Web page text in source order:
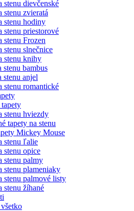
stenu dievčenské
stenu zvieratá
stenu hodiny
stenu priestorové
stenu Frozen
stenu slnečnice
stenu knihy
stenu bambus
stenu anjel
stenu romantické
stenu hviezdy
tapety na stenu
Mickey Mouse
stenu ľalie
stenu opice
stenu palmy
stenu plameniaky
stenu palmové listy
stenu žíhané